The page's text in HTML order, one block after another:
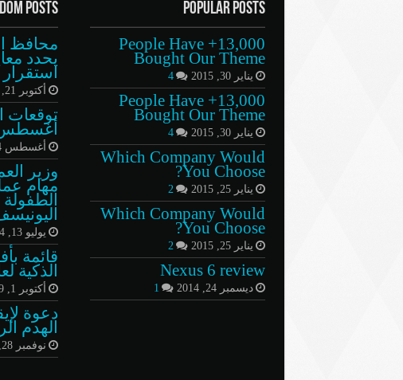
Popular Posts
13,000+ People Have
Bought Our Theme
يناير 30, 2015 4
13,000+ People Have
Bought Our Theme
يناير 30, 2015 4
Which Company Would
You Choose?
يناير 25, 2015 2
Which Company Would
You Choose?
يناير 25, 2015 2
Nexus 6 review
ديسمبر 24, 2014 1
Posts
محافظ
يحدد
أكتوبر 21, 2023
أغسطس 4, 2021
وزير
مهام
يوليو 13, 2024
قائمة
الذكية لعام
أكتوبر 1, 2019
دعوة
الهدم
نوفمبر 28, 2018